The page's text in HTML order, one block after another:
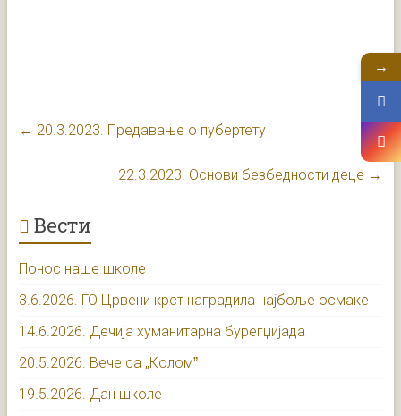
← 20.3.2023. Предавање о пубертету
22.3.2023. Основи безбедности деце →
Вести
Понос наше школе
3.6.2026. ГО Црвени крст наградила најбоље осмаке
14.6.2026. Дечија хуманитарна бурегџијада
20.5.2026. Вече са „Коломˮ
19.5.2026. Дан школе
→